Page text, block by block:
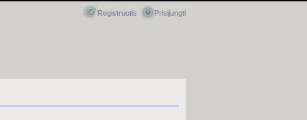
Prisijungti
Registruotis